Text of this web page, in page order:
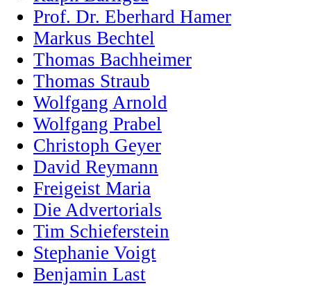
Prof. Dr. Eberhard Hamer
Markus Bechtel
Thomas Bachheimer
Thomas Straub
Wolfgang Arnold
Wolfgang Prabel
Christoph Geyer
David Reymann
Freigeist Maria
Die Advertorials
Tim Schieferstein
Stephanie Voigt
Benjamin Last